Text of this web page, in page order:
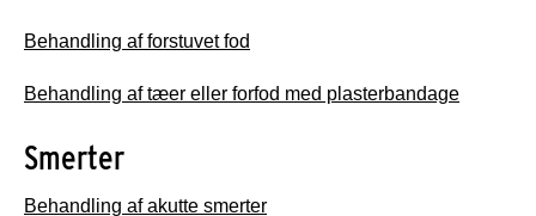
Behandling af forstuvet fod
Behandling af tæer eller forfod med plasterbandage
Smerter
Behandling af akutte smerter